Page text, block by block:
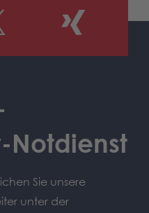
Notdienst
Sie unsere
unter der